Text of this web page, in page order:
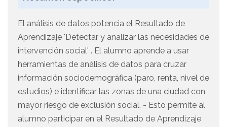
El análisis de datos potencia el Resultado de
Aprendizaje 'Detectar y analizar las necesidades de
intervención social' . El alumno aprende a usar
herramientas de análisis de datos para cruzar
información sociodemográfica (paro, renta, nivel de
estudios) e identificar las zonas de una ciudad con
mayor riesgo de exclusión social. - Esto permite al
alumno participar en el Resultado de Aprendizaje